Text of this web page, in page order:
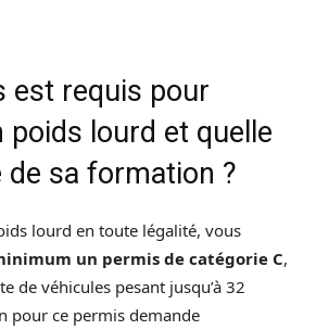
est requis pour
poids lourd et quelle
de sa formation ?
lourd en toute légalité, vous
un permis de catégorie C,
de véhicules pesant jusqu’à 32
pour ce permis demande